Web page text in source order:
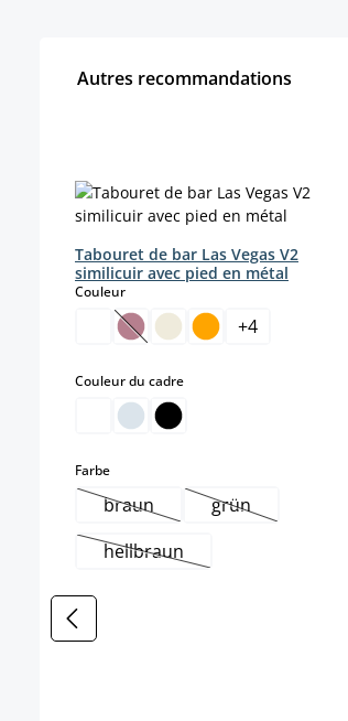
Autres recommandations
Tabouret de bar Las Vegas V2
similicuir avec pied en métal
Couleurselect
(Cette option n'est pas
+4
Couleur du cadreselect
Farbeselect
braun(Cette option n'est pas
grün(Cette option
hellbraun(Cette option n'est pas